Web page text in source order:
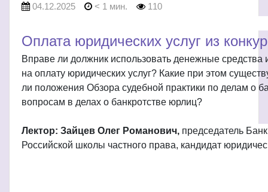
04.12.2025 < 1 мин. 110
Оплата юридических услуг из
Вправе ли должник использовать денежные средства
на оплату юридических услуг? Какие при этом
ли положения Обзора судебной практики по делам о
вопросам в делах о банкротстве юрлиц?
Лектор: Зайцев Олег Романович, председатель
Российской школы частного права, кандидат